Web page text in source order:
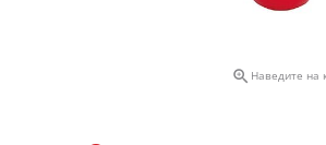
 Наведите на